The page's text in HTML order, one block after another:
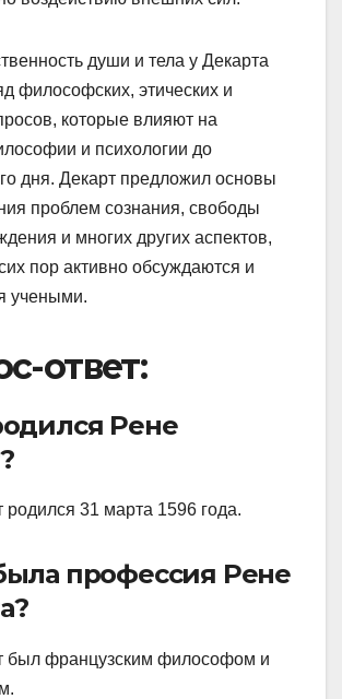
души и тела у Декарта
философских, этических и
которые влияют на
и психологии до
дня. Декарт предложил основы
проблем сознания, свободы
и многих других аспектов,
пор активно обсуждаются и
учеными.
ответ:
Рене
родился 31 марта 1596 года.
профессия Рене
был французским философом и